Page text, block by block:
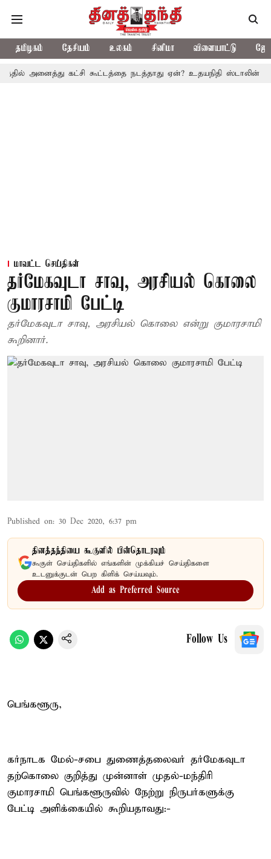
தமிழகம் தேசியம் உலகம் சினிமா விளையாட்டு
கட்சி கூட்டத்தை நடத்தாது ஏன்? உதயநிதி ஸ்டாலின் கேள்வி
மாவட்ட செய்திகள்
தர்மேகவுடா சாவு, அரசியல் கொலை
குமாரசாமி பேட்டி
தர்மேகவுடா சாவு, அரசியல் கொலை என்று குமாரசாமி
கூறினார்.
Published on: 30 Dec 2020, 6:37 pm
தினத்தந்தியை கூகுளில் பின்தொடரவும்
கூகுள் செய்திகளில் எங்களின் முக்கியச் செய்திகளை
உடனுக்குடன் பெற கிளிக் செய்யவும்.
Add as Preferred Source
Follow Us
பெங்களூரு,
கர்நாடக மேல்-சபை துணைத்தலைவர் தர்மேகவுடா
தற்கொலை குறித்து முன்னாள் முதல்-மந்திரி
குமாரசாமி பெங்களூருவில் நேற்று நிருபர்களுக்கு
பேட்டி அளிக்கையில் கூறியதாவது:-